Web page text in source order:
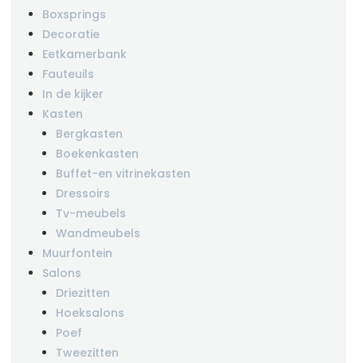
Boxsprings
Decoratie
Eetkamerbank
Fauteuils
In de kijker
Kasten
Bergkasten
Boekenkasten
Buffet-en vitrinekasten
Dressoirs
Tv-meubels
Wandmeubels
Muurfontein
Salons
Driezitten
Hoeksalons
Poef
Tweezitten